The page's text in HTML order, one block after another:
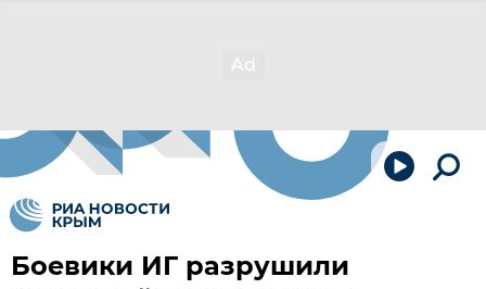
Боевики ИГ разрушили